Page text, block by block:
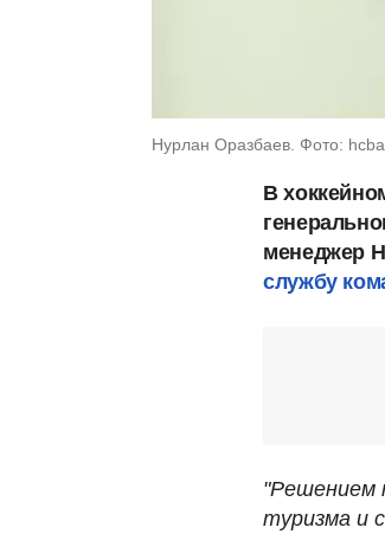
Нурлан Оразбаев. Фото:
В
менеджер
службу
"Решением
туризма и